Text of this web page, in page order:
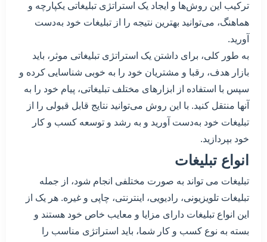
ترکیب این روش‌ها و ایجاد یک استراتژی تبلیغاتی یکپارچه و
هماهنگ، می‌توانید بهترین نتیجه را از تبلیغات خود به‌دست
آورید.
به طور کلی، برای داشتن یک استراتژی تبلیغاتی موثر، باید
بازار هدف، رقبا و مشتریان خود را به خوبی شناسایی کرده و
سپس با استفاده از ابزارهای مختلف تبلیغاتی، پیام خود را به
آنها منتقل کنید. با این روش می‌توانید نتایج قابل قبولی را از
تبلیغات خود به‌دست آورید و به رشد و توسعه کسب و کار
خود بپردازید.
انواع تبلیغات
تبلیغات می تواند به صورت مختلفی انجام شود، از جمله
تبلیغات تلویزیونی، رادیویی، اینترنتی، چاپی و غیره. هر یک از
این انواع تبلیغات دارای مزایا و معایب خاص خود هستند و
بسته به نوع کسب و کار شما، باید استراتژی مناسب را